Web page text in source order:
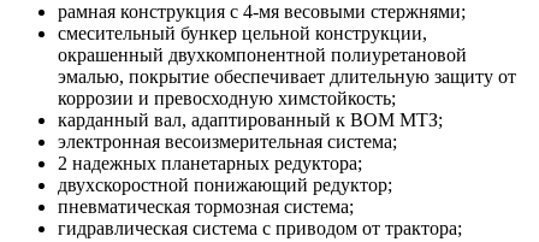
рамная конструкция с 4-мя весовыми стержнями;
смесительный бункер цельной конструкции,
окрашенный двухкомпонентной полиуретановой
эмалью, покрытие обеспечивает длительную защиту от
коррозии и превосходную химстойкость;
карданный вал, адаптированный к ВОМ МТЗ;
электронная весоизмерительная система;
2 надежных планетарных редуктора;
двухскоростной понижающий редуктор;
пневматическая тормозная система;
гидравлическая система с приводом от трактора;